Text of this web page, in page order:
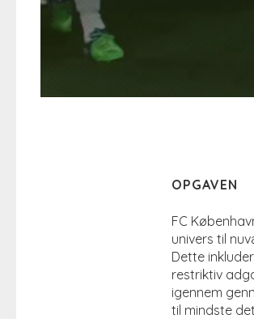
OPGAVEN
FC
univers til
Dette
restriktiv
igennem
til mindste